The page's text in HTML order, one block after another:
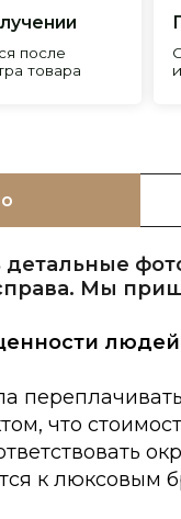
детальные
Мы
что
к люксовым